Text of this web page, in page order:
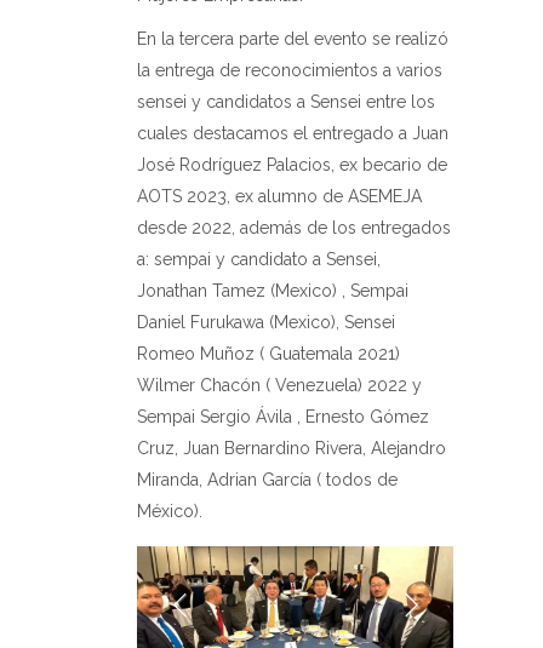
En la tercera parte del evento se realizó
la entrega de reconocimientos a varios
sensei y candidatos a Sensei entre los
cuales destacamos el entregado a Juan
José Rodríguez Palacios, ex becario de
AOTS 2023, ex alumno de ASEMEJA
desde 2022, además de los entregados
a: sempai y candidato a Sensei,
Jonathan Tamez (Mexico) , Sempai
Daniel Furukawa (Mexico), Sensei
Romeo Muñoz ( Guatemala 2021)
Wilmer Chacón ( Venezuela) 2022 y
Sempai Sergio Ávila , Ernesto Gómez
Cruz, Juan Bernardino Rivera, Alejandro
Miranda, Adrian García ( todos de
México).